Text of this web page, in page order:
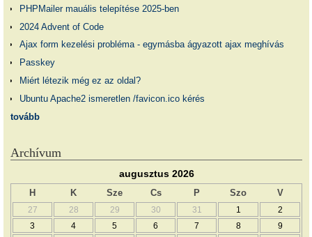
PHPMailer mauális telepítése 2025-ben
2024 Advent of Code
Ajax form kezelési probléma - egymásba ágyazott ajax meghívás
Passkey
Miért létezik még ez az oldal?
Ubuntu Apache2 ismeretlen /favicon.ico kérés
tovább
Archívum
augusztus 2026
H K Sze Cs P Szo V
27 28 29 30 31 1
2
3
4 5 6 7 8
9